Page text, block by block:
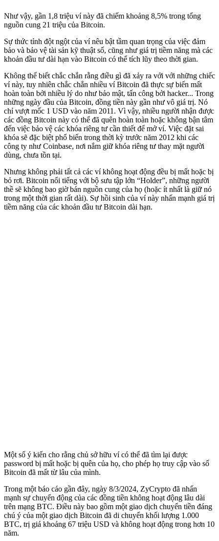
Như vậy, gần 1,8 triệu ví này đã chiếm khoảng 8,5% trong tổng
nguồn cung 21 triệu của Bitcoin.
Sự thức tỉnh đột ngột của ví nêu bật tầm quan trọng của việc đảm
bảo và bảo vệ tài sản kỹ thuật số, cũng như giá trị tiềm năng mà các
khoản đầu tư dài hạn vào Bitcoin có thể tích lũy theo thời gian.
Không thể biết chắc chắn rằng điều gì đã xảy ra với với những chiếc
ví này, tuy nhiên chắc chắn nhiều ví Bitcoin đã thực sự biến mất
hoàn toàn bởi nhiều lý do như bảo mật, tấn công bởi hacker... Trong
những ngày đầu của Bitcoin, đồng tiền này gần như vô giá trị. Nó
chỉ vượt mốc 1 USD vào năm 2011. Vì vậy, nhiều người nhận được
các đồng Bitcoin này có thể đã quên hoàn toàn hoặc không bận tâm
đến việc bảo vệ các khóa riêng tư cần thiết để mở ví. Việc đặt sai
khóa sẽ đặc biệt phổ biến trong thời kỳ trước năm 2012 khi các
công ty như Coinbase, nơi nắm giữ khóa riêng tư thay mặt người
dùng, chưa tồn tại.
Nhưng không phải tất cả các ví không hoạt động đều bị mất hoặc bị
bỏ rơi. Bitcoin nổi tiếng với bộ sưu tập lớn “Holder”, những người
thề sẽ không bao giờ bán nguồn cung của họ (hoặc ít nhất là giữ nó
trong một thời gian rất dài). Sự hồi sinh của ví này nhấn mạnh giá trị
tiềm năng của các khoản đầu tư Bitcoin dài hạn.
Một số ý kiến cho rằng chủ sở hữu ví có thể đã tìm lại được
password bị mất hoặc bị quên của họ, cho phép họ truy cập vào số
Bitcoin đã mất từ lâu của mình.
Trong một báo cáo gần đây, ngày 8/3/2024, ZyCrypto đã nhấn
mạnh sự chuyển động của các đồng tiền không hoạt động lâu dài
trên mạng BTC. Điều này bao gồm một giao dịch chuyển tiền đáng
chú ý của một giao dịch Bitcoin đã di chuyển khối lượng 1.000
BTC, trị giá khoảng 67 triệu USD và không hoạt động trong hơn 10
năm.